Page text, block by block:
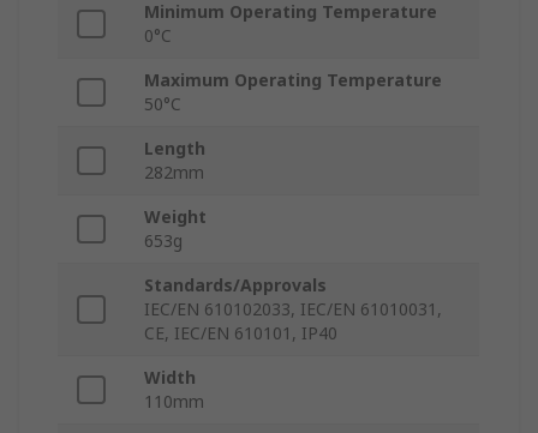
Minimum Operating Temperature
0°C
Maximum Operating Temperature
50°C
Length
282mm
Weight
653g
Standards/Approvals
IEC/EN 610102033, IEC/EN 61010031,
CE, IEC/EN 610101, IP40
Width
110mm